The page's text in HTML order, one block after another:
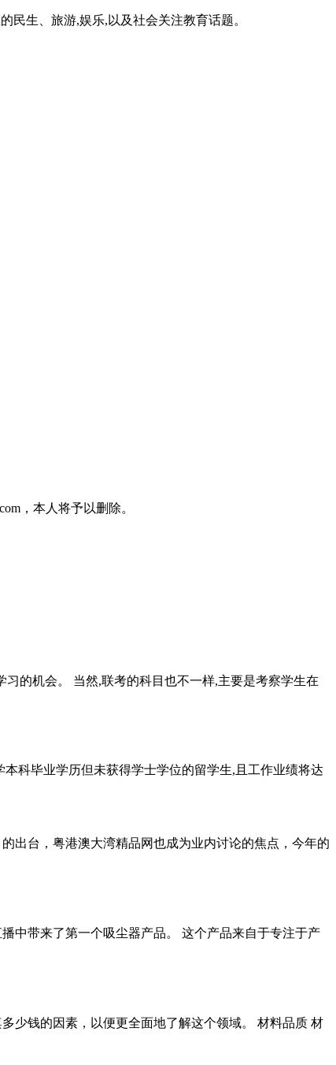
民生、旅游,娱乐,以及社会关注教育话题。
，本人将予以删除。
的机会。 当然,联考的科目也不一样,主要是考察学生在
科毕业学历但未获得学士学位的留学生,且工作业绩将达
出台，粤港澳大湾精品网也成为业内讨论的焦点，今年的
中带来了第一个吸尘器产品。 这个产品来自于专注于产
少钱的因素，以便更全面地了解这个领域。 材料品质 材